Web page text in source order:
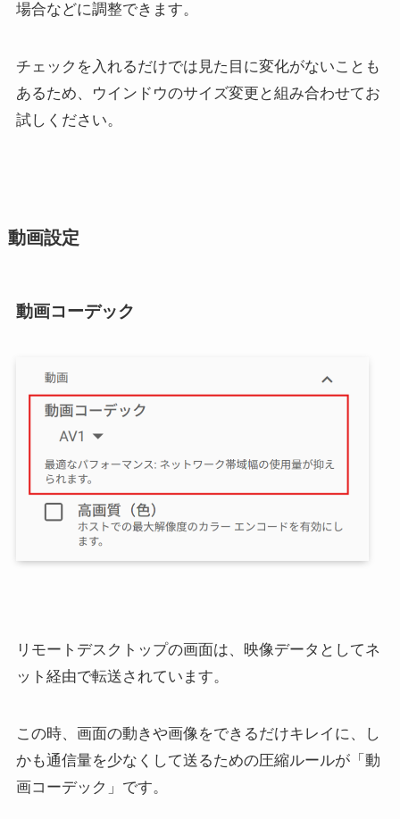
場合などに調整できます。
チェックを入れるだけでは見た目に変化がないことも
あるため、ウインドウのサイズ変更と組み合わせてお
試しください。
動画設定
動画コーデック
リモートデスクトップの画面は、映像データとしてネ
ット経由で転送されています。
この時、画面の動きや画像をできるだけキレイに、し
かも通信量を少なくして送るための圧縮ルールが「動
画コーデック」です。